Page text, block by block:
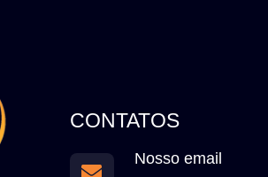
CONTATOS
Nosso email